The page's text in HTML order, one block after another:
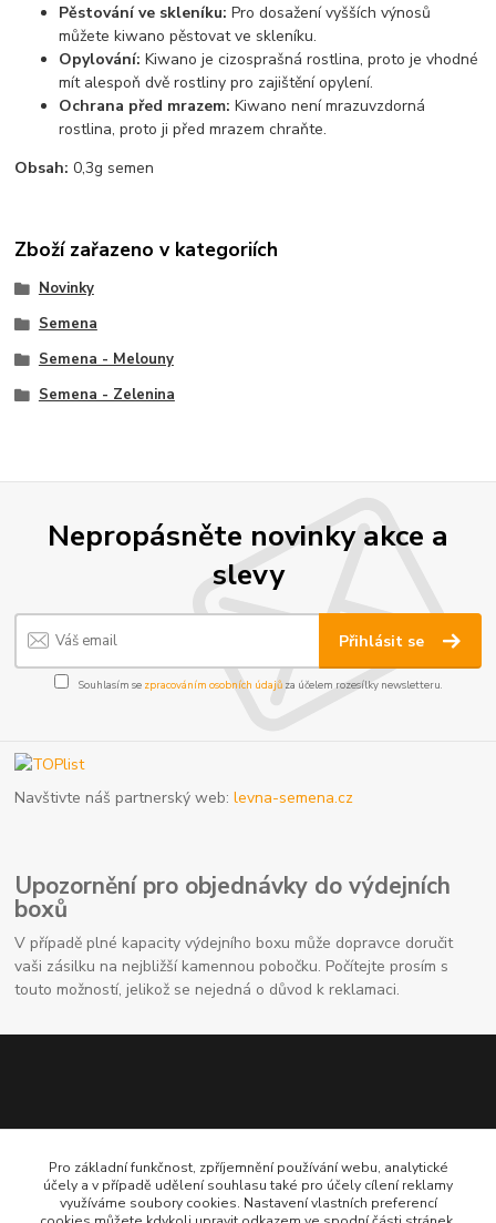
Pěstování ve skleníku: Pro dosažení vyšších výnosů
můžete kiwano pěstovat ve skleníku.
Opylování: Kiwano je cizosprašná rostlina, proto je vhodné
mít alespoň dvě rostliny pro zajištění opylení.
Ochrana před mrazem: Kiwano není mrazuvzdorná
rostlina, proto ji před mrazem chraňte.
Obsah: 0,3g semen
Zboží zařazeno v kategoriích
Novinky
Semena
Semena - Melouny
Semena - Zelenina
Nepropásněte novinky akce a
slevy
Přihlásit se
Souhlasím se zpracováním osobních údajůza účelem rozesílky newsletteru.
Navštivte náš partnerský web:levna-semena.cz
Upozornění pro objednávky do výdejních
boxů
V případě plné kapacity výdejního boxu může dopravce doručit
vaši zásilku na nejbližší kamennou pobočku. Počítejte prosím s
touto možností, jelikož se nejedná o důvod k reklamaci.
Kontaktní údaje
Pro základní funkčnost, zpříjemnění používání webu, analytické
účely a v případě udělení souhlasu také pro účely cílení reklamy
využíváme soubory cookies. Nastavení vlastních preferencí